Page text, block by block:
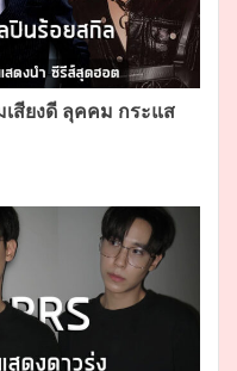
สียงดี ลุคคม กระแส